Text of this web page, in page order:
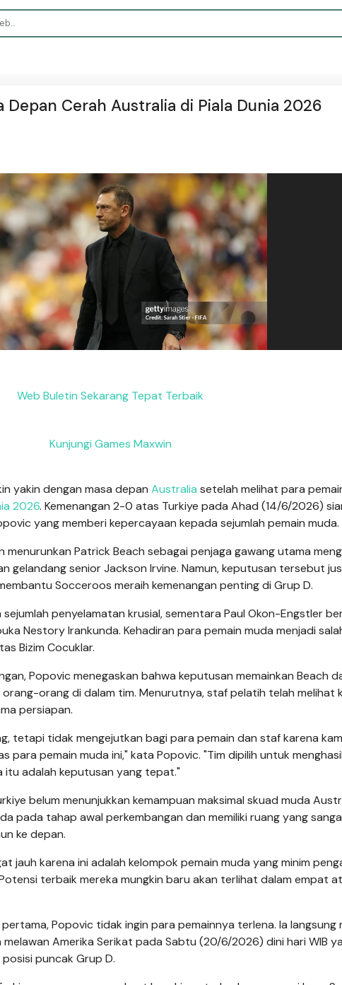
Depan Cerah Australia di Piala Dunia 2026
Web Buletin Sekarang Tepat Terbaik
Kunjungi Games Maxwin
yakin dengan masa depan Australia setelah melihat para
2026. Kemenangan 2-0 atas Turkiye pada Ahad (14/6/2026)
yang memberi kepercayaan kepada sejumlah pemain muda.
menurunkan Patrick Beach sebagai penjaga gawang utama
gelandang senior Jackson Irvine. Namun, keputusan tersebut
Socceroos meraih kemenangan penting di Grup D.
penyelamatan krusial, sementara Paul Okon-Engstler
Nestory Irankunda. Kehadiran para pemain muda menjadi
Bizim Cocuklar.
Popovic menegaskan bahwa keputusan memainkan Beach
orang di dalam tim. Menurutnya, staf pelatih telah melihat
persiapan.
tetapi tidak mengejutkan bagi para pemain dan staf karena
para pemain muda ini," kata Popovic. "Tim dipilih untuk
itu adalah keputusan yang tepat."
belum menunjukkan kemampuan maksimal skuad muda
pada tahap awal perkembangan dan memiliki ruang yang
ke depan.
jauh karena ini adalah kelompok pemain muda yang minim
terbaik mereka mungkin baru akan terlihat dalam empat
Popovic tidak ingin para pemainnya terlena. Ia langsung
Amerika Serikat pada Sabtu (20/6/2026) dini hari WIB
puncak Grup D.